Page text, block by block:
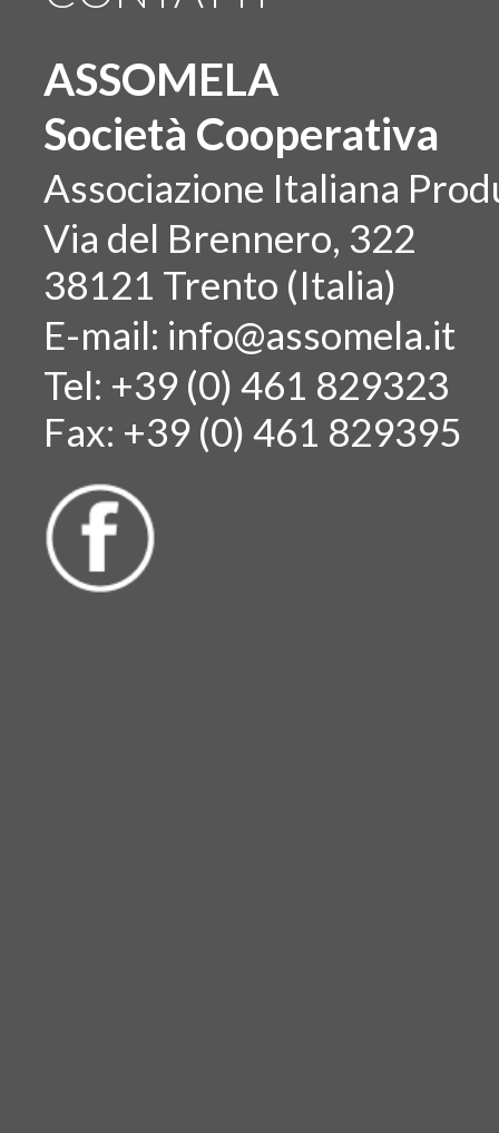
ASSOMELA
Società Cooperativa
Associazione Italiana
Via del Brennero, 322
38121 Trento (Italia)
E-mail: info@assomela.it
Tel: +39 (0) 461 829323
Fax: +39 (0) 461 829395